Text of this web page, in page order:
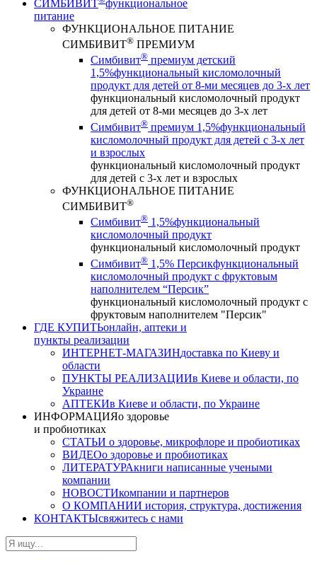
СИМБИВИТ функциональное
питание
ФУНКЦИОНАЛЬНОЕ ПИТАНИЕ
СИМБИВИТ® ПРЕМИУМ
Симбивит® премиум детский
1,5%функциональный кисломолочный
продукт для детей от 8-ми месяцев до 3-х лет
функциональный кисломолочный продукт
для детей от 8-ми месяцев до 3-х лет
Симбивит® премиум 1,5%функциональный
кисломолочный продукт для детей с 3-х лет
и взрослых
функциональный кисломолочный продукт
для детей с 3-х лет и взрослых
ФУНКЦИОНАЛЬНОЕ ПИТАНИЕ
СИМБИВИТ®
Симбивит® 1,5%функциональный
кисломолочный продукт
функциональный кисломолочный продукт
Симбивит® 1,5% Персикфункциональный
кисломолочный продукт с фруктовым
наполнителем “Персик”
функциональный кисломолочный продукт с
фруктовым наполнителем "Персик"
ГДЕ КУПИТЬонлайн, аптеки и
пункты реализации
ИНТЕРНЕТ-МАГАЗИНдоставка по Киеву и
области
ПУНКТЫ РЕАЛИЗАЦИИв Киеве и области, по
Украине
АПТЕКИв Киеве и области, по Украине
ИНФОРМАЦИЯо здоровье
и пробиотиках
СТАТЬИ о здоровье, микрофлоре и пробиотиках
ВИДЕОо здоровье и пробиотиках
ЛИТЕРАТУРАкниги написанные учеными
компании
НОВОСТИкомпании и партнеров
О КОМПАНИИ история, структура, достижения
КОНТАКТЫсвяжитесь с нами